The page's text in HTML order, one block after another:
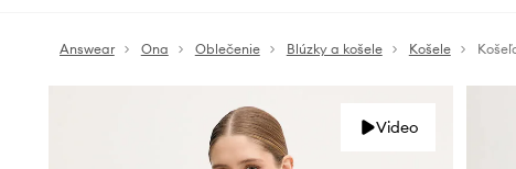
Answear Ona Oblečenie Blúzky a košele Košele
Video